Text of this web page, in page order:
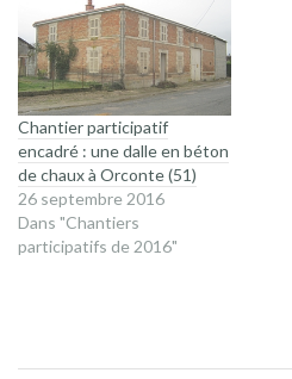
Chantier participatif
encadré : une dalle en béton
de chaux à Orconte (51)
26 septembre 2016
Dans "Chantiers
participatifs de 2016"